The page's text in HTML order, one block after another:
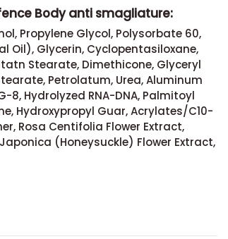
Body anti smagliature:
Propylene Glycol, Polysorbate 60,
Oil), Glycerin, Cyclopentasiloxane,
Stearate, Dimethicone, Glyceryl
Petrolatum, Urea, Aluminum
8, Hydrolyzed RNA-DNA, Palmitoyl
Hydroxypropyl Guar, Acrylates/C10-
Rosa Centifolia Flower Extract,
(Honeysuckle) Flower Extract,